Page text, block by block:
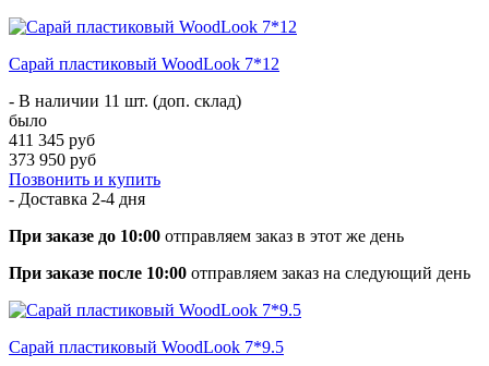
Сарай пластиковый WoodLook 7*12
- В наличии 11 шт. (доп. склад)
было
411 345 руб
373 950 руб
Позвонить и купить
- Доставка 2-4 дня
При заказе до 10:00 отправляем заказ в этот же день
При заказе после 10:00 отправляем заказ на следующий день
Сарай пластиковый WoodLook 7*9.5